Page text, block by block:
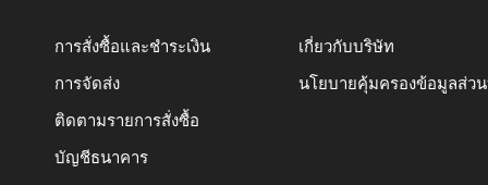
การสั่งซื้อและชำระเงิน
การจัดส่ง
ติดตามรายการสั่งซื้อ
บัญชีธนาคาร
เกี่ยวกับบริษัท
นโยบายคุ้มครองข้อมูลส่ว